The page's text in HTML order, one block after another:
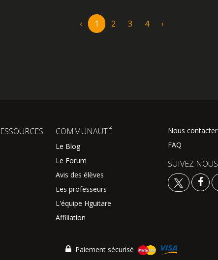
‹ 1 2 3 4 ›
COMMUNAUTÉ
Le Blog
Le Forum
Avis des élèves
Les professeurs
L'équipe Hguitare
Affiliation
Nous contacter
FAQ
SUIVEZ NOUS
Paiement sécurisé